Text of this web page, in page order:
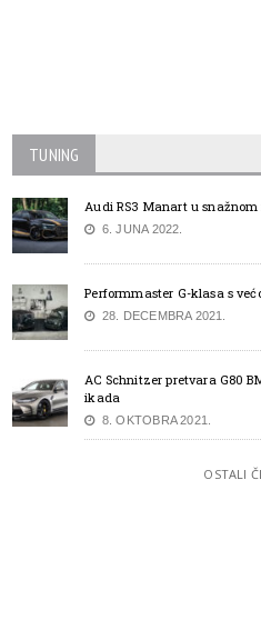
TUNING
Audi RS3 Manart u
6. JUNA 2022.
Performmaster G-klasa s
28. DECEMBRA 2021.
AC Schnitzer pretvara G80
ikada
8. OKTOBRA 2021.
OSTALI